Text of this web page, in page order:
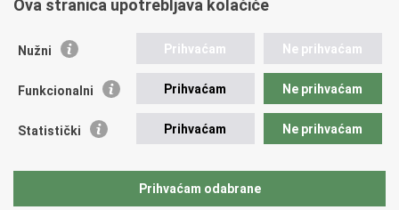
Važne poveznice
EMN Nacionalna kontaktna točka za Republiku Hrvatsku
Policijska akademija
Zaklada policijske solidarnosti
Udruge
Ova stranica upotrebljava kolačiće
Nužni Prihvaćam Ne prihvaćam
Funkcionalni Prihvaćam Ne prihvaćam
Statistički Prihvaćam Ne prihvaćam
Prihvaćam odabrane